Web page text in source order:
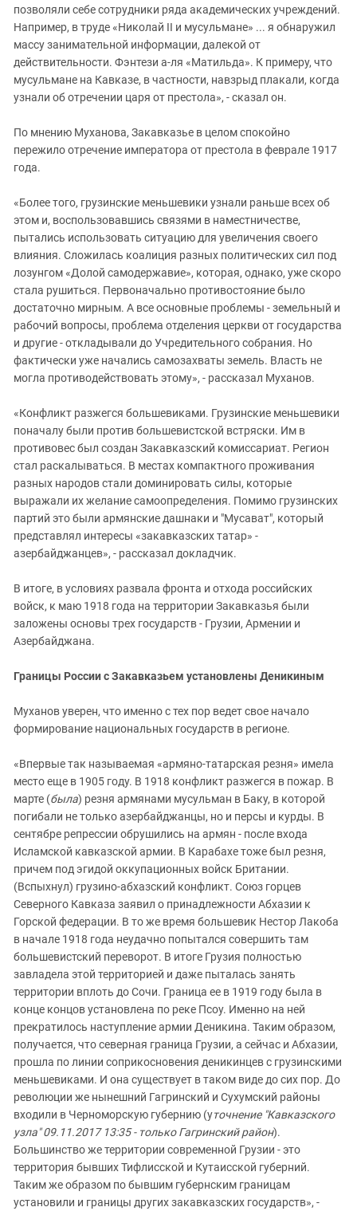
позволяли себе сотрудники ряда академических учреждений.
Например, в труде «Николай II и мусульмане» ... я обнаружил
массу занимательной информации, далекой от
действительности. Фэнтези а-ля «Матильда». К примеру, что
мусульмане на Кавказе, в частности, навзрыд плакали, когда
узнали об отречении царя от престола», - сказал он.
По мнению Муханова, Закавказье в целом спокойно
пережило отречение императора от престола в феврале 1917
года.
«Более того, грузинские меньшевики узнали раньше всех об
этом и, воспользовавшись связями в наместничестве,
пытались использовать ситуацию для увеличения своего
влияния. Сложилась коалиция разных политических сил под
лозунгом «Долой самодержавие», которая, однако, уже скоро
стала рушиться. Первоначально противостояние было
достаточно мирным. А все основные проблемы - земельный и
рабочий вопросы, проблема отделения церкви от государства
и другие - откладывали до Учредительного собрания. Но
фактически уже начались самозахваты земель. Власть не
могла противодействовать этому», - рассказал Муханов.
«Конфликт разжегся большевиками. Грузинские меньшевики
поначалу были против большевистской встряски. Им в
противовес был создан Закавказский комиссариат. Регион
стал раскалываться. В местах компактного проживания
разных народов стали доминировать силы, которые
выражали их желание самоопределения. Помимо грузинских
партий это были армянские дашнаки и "Мусават", который
представлял интересы «закавказских татар» -
азербайджанцев», - рассказал докладчик.
В итоге, в условиях развала фронта и отхода российских
войск, к маю 1918 года на территории Закавказья были
заложены основы трех государств - Грузии, Армении и
Азербайджана.
Границы России с Закавказьем установлены Деникиным
Муханов уверен, что именно с тех пор ведет свое начало
формирование национальных государств в регионе.
«Впервые так называемая «армяно-татарская резня» имела
место еще в 1905 году. В 1918 конфликт разжегся в пожар. В
марте (была) резня армянами мусульман в Баку, в которой
погибали не только азербайджанцы, но и персы и курды. В
сентябре репрессии обрушились на армян - после входа
Исламской кавказской армии. В Карабахе тоже был резня,
причем под эгидой оккупационных войск Британии.
(Вспыхнул) грузино-абхазский конфликт. Союз горцев
Северного Кавказа заявил о принадлежности Абхазии к
Горской федерации. В то же время большевик Нестор Лакоба
в начале 1918 года неудачно попытался совершить там
большевистский переворот. В итоге Грузия полностью
завладела этой территорией и даже пыталась занять
территории вплоть до Сочи. Граница ее в 1919 году была в
конце концов установлена по реке Псоу. Именно на ней
прекратилось наступление армии Деникина. Таким образом,
получается, что северная граница Грузии, а сейчас и Абхазии,
прошла по линии соприкосновения деникинцев с грузинскими
меньшевиками. И она существует в таком виде до сих пор. До
революции же нынешний Гагринский и Сухумский районы
входили в Черноморскую губернию (уточнение "Кавказского
узла" 09.11.2017 13:35 - только Гагринский район).
Большинство же территории современной Грузии - это
территория бывших Тифлисской и Кутаисской губерний.
Таким же образом по бывшим губернским границам
установили и границы других закавказских государств», -